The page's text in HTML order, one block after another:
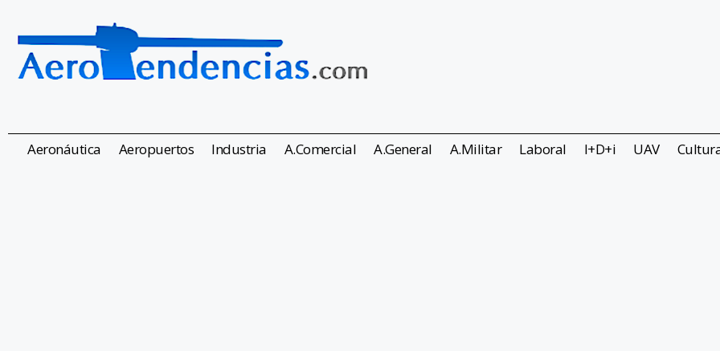
Aeronáutica Aeropuertos Industria A.Comercial A.General A.Militar Laboral I+D+i UAV